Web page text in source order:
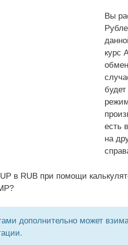
Вы
курс
есть
на
в RUB при помощи
дополнительно может